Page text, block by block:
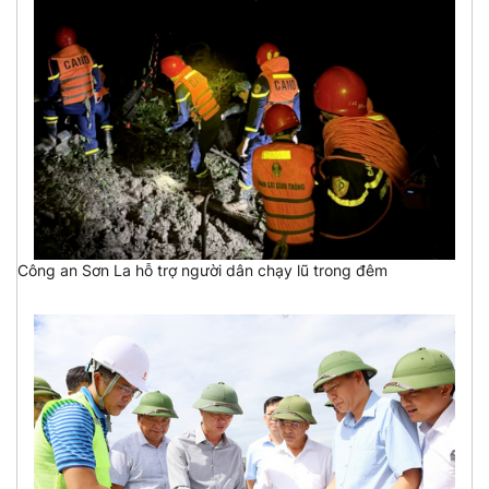
Công an Sơn La hỗ trợ người dân chạy lũ trong đêm